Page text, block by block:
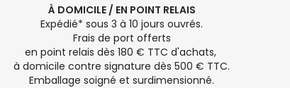
À DOMICILE / EN POINT RELAIS
Expédié* sous 3 à 10 jours ouvrés.
Frais de port offerts
en point relais dès 180 € TTC d'achats,
à domicile contre signature dès 500 € TTC.
Emballage soigné et surdimensionné.